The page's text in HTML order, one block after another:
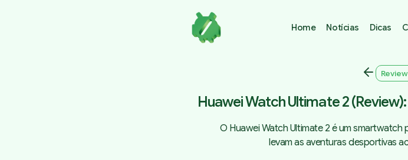
Home Notícias Dicas
Huawei Watch Ultimate 2
O Huawei Watch Ultimate 2 é um
levam as aventuras desportivas